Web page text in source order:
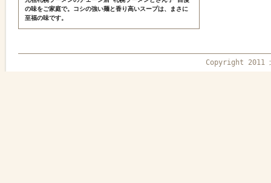
の味をご家庭で。コシの強い麺と香り高いスープは、まさに
至福の味です。
Copyright